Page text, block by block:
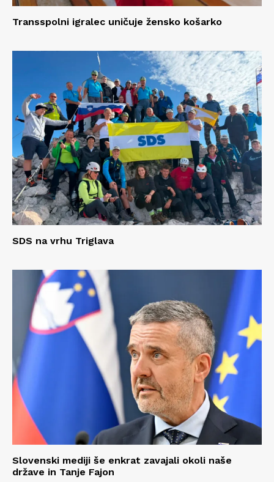
Transspolni igralec uničuje žensko košarko
SDS na vrhu Triglava
Slovenski mediji še enkrat zavajali okoli naše
države in Tanje Fajon